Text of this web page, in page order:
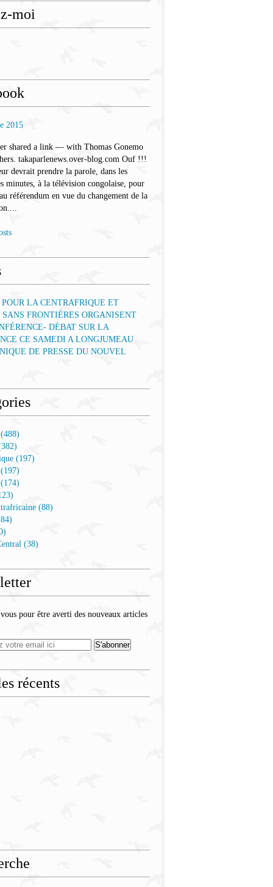
moi
2015
shared a link — with Thomas Gonemo
takaparlenews.over-blog.com Ouf !!!
devrait prendre la parole, dans les
minutes, à la télévision congolaise, pour
référendum en vue du changement de la
LA CENTRAFRIQUE ET
FRONTIÈRES ORGANISENT
DÉBAT SUR LA
CE SAMEDI A LONGJUMEAU
DE PRESSE DU NOUVEL
(197)
(88)
(38)
pour être averti des nouveaux articles
récents